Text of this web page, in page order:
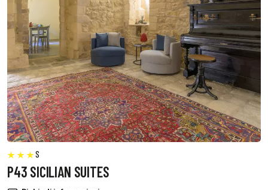
S
P43 SICILIAN SUITES